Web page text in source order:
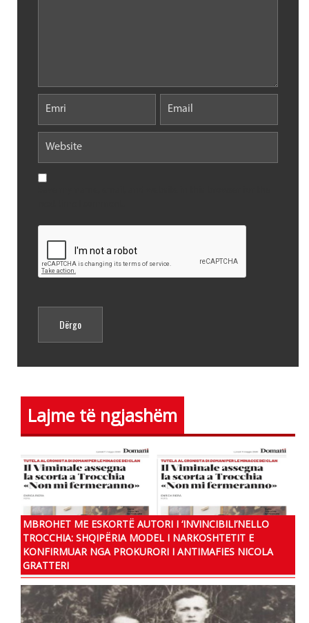
Lajme të ngjashëm
MBROHET ME ESKORTË AUTORI I ‘INVINCIBILI’NELLO
TROCCHIA: SHQIPËRIA MODEL I NARKOSHTETIT E
KONFIRMUAR NGA PROKURORI I ANTIMAFIES NICOLA
GRATTERI